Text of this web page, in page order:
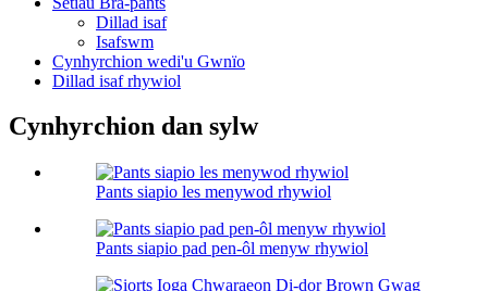
Dillad isaf
Isafswm
Cynhyrchion wedi'u Gwnïo
Dillad isaf rhywiol
Cynhyrchion dan sylw
Pants siapio les menywod rhywiol
Pants siapio pad pen-ôl menyw rhywiol